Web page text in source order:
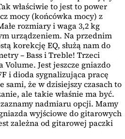
właściwie to jest to power
mocy (końcówka mocy) z
rozmiary i waga 3,2 kg
urządzeniem. Na przednim
korekcję EQ, służą nam do
– Bass i Treble! Trzeci
Jest jeszcze gniazdo
i dioda sygnalizująca pracę
sami, że w dzisiejszy czasach to
ale takie właśnie ma być.
nadmiaru opcji. Mamy
wyjściowe do gitarowych
zależna od gitarowej paczki